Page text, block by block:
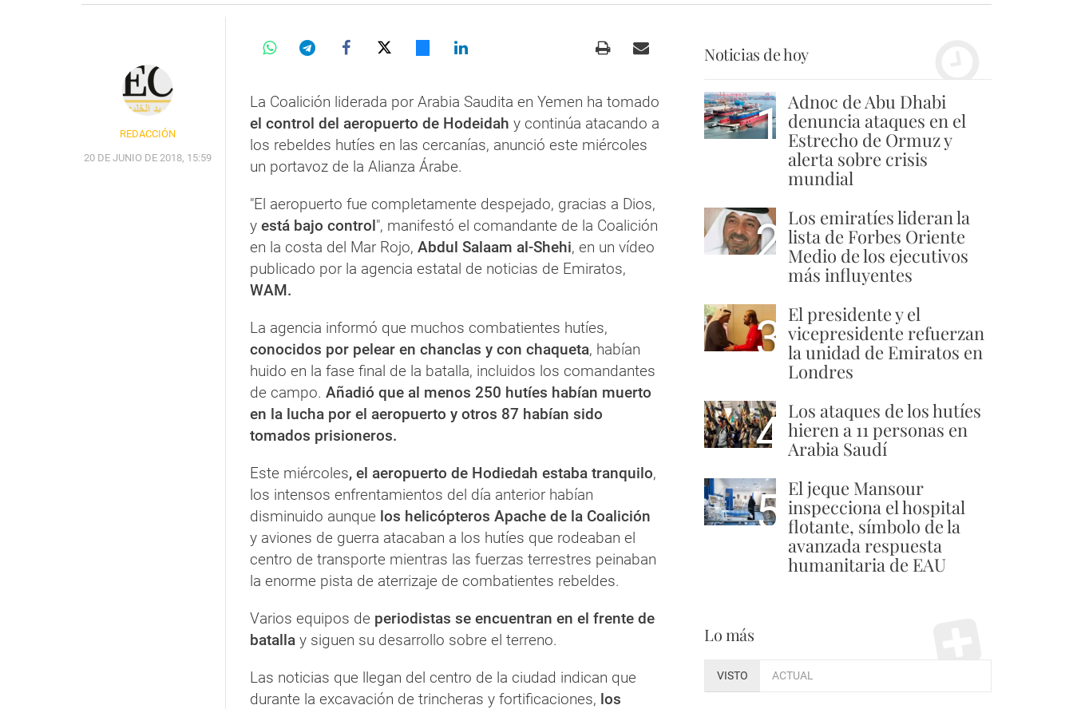
REDACCIÓN
20 DE JUNIO DE 2018, 15:59
La Coalición liderada por Arabia Saudita en Yemen ha tomado
el control del aeropuerto de Hodeidah y continúa atacando a
los rebeldes hutíes en las cercanías, anunció este miércoles
un portavoz de la Alianza Árabe.
"El aeropuerto fue completamente despejado, gracias a Dios,
y está bajo control", manifestó el comandante de la Coalición
en la costa del Mar Rojo, Abdul Salaam al-Shehi, en un vídeo
publicado por la agencia estatal de noticias de Emiratos,
WAM.
La agencia informó que muchos combatientes hutíes,
conocidos por pelear en chanclas y con chaqueta, habían
huido en la fase final de la batalla, incluidos los comandantes
de campo. Añadió que al menos 250 hutíes habían muerto
en la lucha por el aeropuerto y otros 87 habían sido
tomados prisioneros.
Este miércoles, el aeropuerto de Hodiedah estaba tranquilo,
los intensos enfrentamientos del día anterior habían
disminuido aunque los helicópteros Apache de la Coalición
y aviones de guerra atacaban a los hutíes que rodeaban el
centro de transporte mientras las fuerzas terrestres peinaban
la enorme pista de aterrizaje de combatientes rebeldes.
Varios equipos de periodistas se encuentran en el frente de
batalla y siguen su desarrollo sobre el terreno.
Las noticias que llegan del centro de la ciudad indican que
durante la excavación de trincheras y fortificaciones, los
Noticias de hoy
1 Adnoc de Abu Dhabi
denuncia ataques en el
Estrecho de Ormuz y
alerta sobre crisis
mundial
2 Los emiratíes lideran la
lista de Forbes Oriente
Medio de los ejecutivos
más influyentes
3 El presidente y el
vicepresidente refuerzan
la unidad de Emiratos en
Londres
4 Los ataques de los hutíes
hieren a 11 personas en
Arabia Saudí
5 El jeque Mansour
inspecciona el hospital
flotante, símbolo de la
avanzada respuesta
humanitaria de EAU
Lo más
VISTO ACTUAL